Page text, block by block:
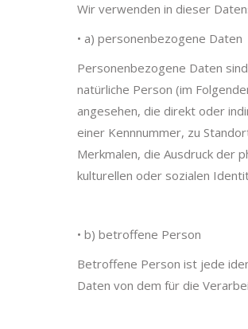
Wir verwenden in dieser
• a) personenbezogene Daten
Personenbezogene Daten
natürliche Person (im
angesehen, die direkt oder
einer Kennnummer, zu
Merkmalen, die Ausdruck der
kulturellen oder sozialen
• b) betroffene Person
Betroffene Person ist jede
Daten von dem für die